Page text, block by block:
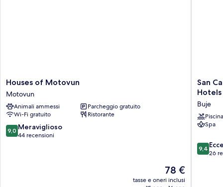
Houses
of
Motovun
Motovun
Houses of Motovun
Motovun
Animali ammessi
Parcheggio gratuito
Wi-Fi gratuito
Ristorante
9.0
su
9,0 Meraviglioso
44 recensioni
Il
prezzo
78 €
tasse e oneri inclusi
San
Canzian
&
-
Luxury
Hotels
San
Buje
Piscina
Spa
9.4
su
9,4
26